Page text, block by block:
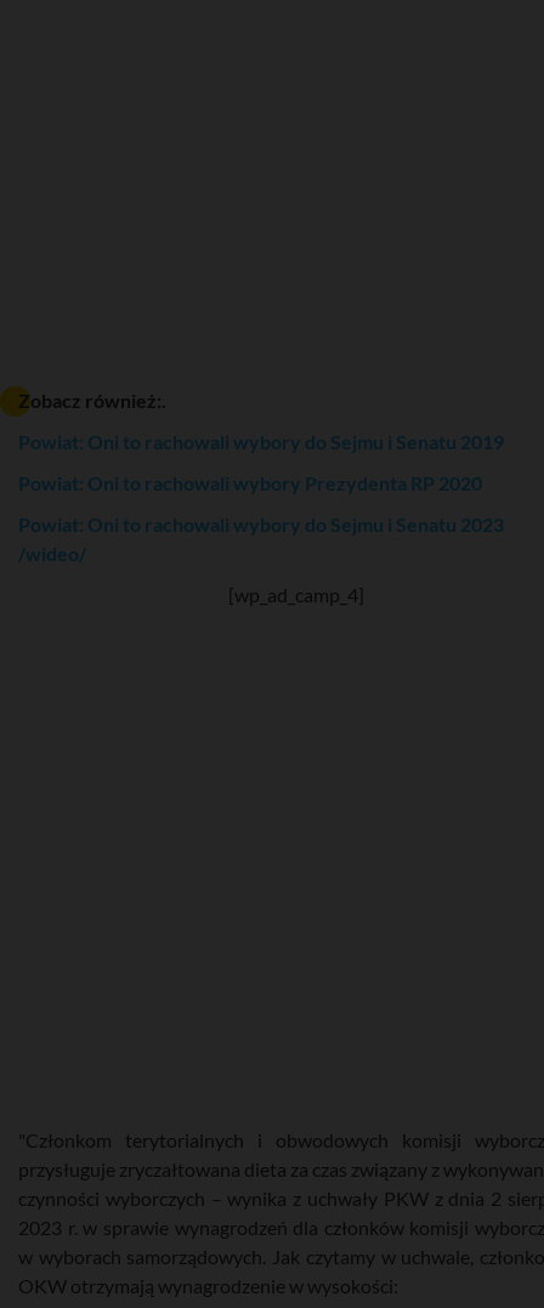
Zobacz również:.
Powiat: Oni to rachowali wybory do Sejmu i Senatu 2019
Powiat: Oni to rachowali wybory Prezydenta RP 2020
Powiat: Oni to rachowali wybory do Sejmu i Senatu 2023
/wideo/
[wp_ad_camp_4]
"Członkom terytorialnych i obwodowych komisji
przysługuje zryczałtowana dieta za czas związany z
czynności wyborczych – wynika z uchwały PKW z dnia 2
2023 r. w sprawie wynagrodzeń dla członków komisji
w wyborach samorządowych. Jak czytamy w uchwale,
OKW otrzymają wynagrodzenie w wysokości: